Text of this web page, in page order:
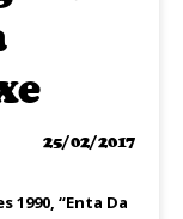
25/02/2017
1990, “Enta Da